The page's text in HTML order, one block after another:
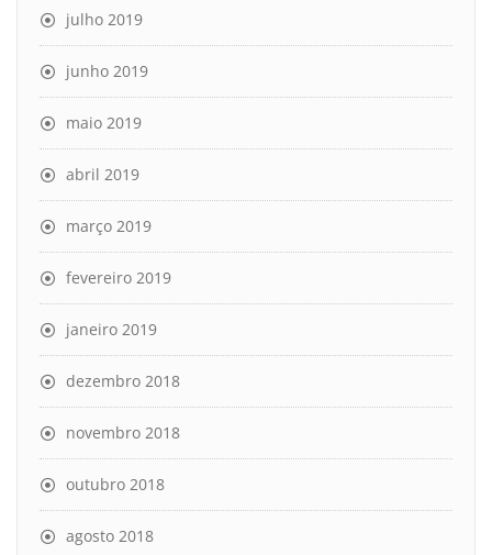
julho 2019
junho 2019
maio 2019
abril 2019
março 2019
fevereiro 2019
janeiro 2019
dezembro 2018
novembro 2018
outubro 2018
agosto 2018